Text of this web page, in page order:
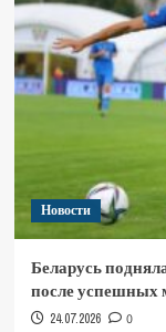
Новости
Беларусь
после успешных
24.07.2026 0